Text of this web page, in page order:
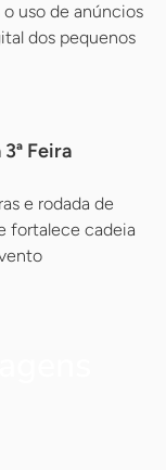
uso de anúncios
dos pequenos
Feira
e rodada de
fortalece cadeia